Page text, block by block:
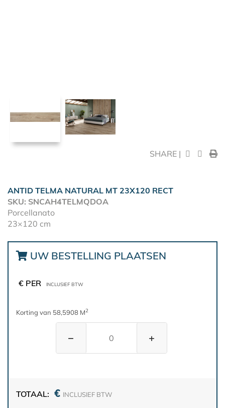
SHARE |
ANTID TELMA NATURAL MT 23X120 RECT
SKU: SNCAH4TELMQDOA
Porcellanato
23×120 cm
UW BESTELLING PLAATSEN
€ PER INCLUSIEF BTW
Korting van 58,5908 M2
− +
TOTAAL: € INCLUSIEF BTW